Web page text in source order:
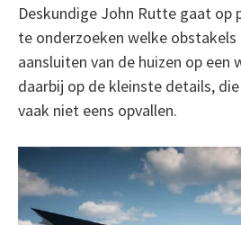
Deskundige John Rutte gaat op
te onderzoeken welke obstakels
aansluiten van de huizen op
daarbij op de kleinste details,
vaak niet eens opvallen.